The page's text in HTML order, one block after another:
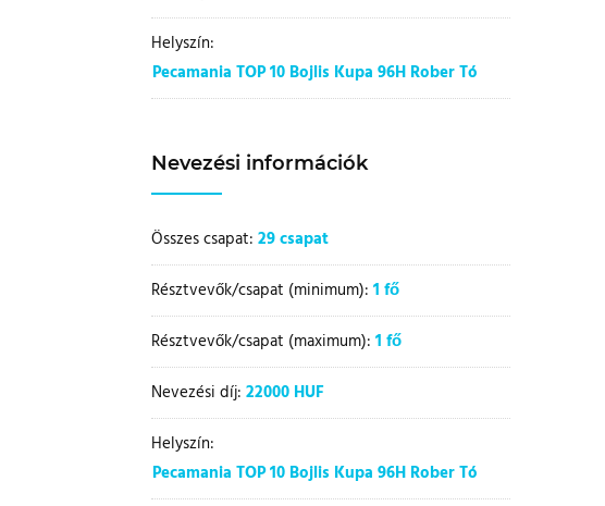
Helyszín:
Pecamania TOP 10 Bojlis Kupa 96H Rober Tó
Nevezési információk
Összes csapat: 29 csapat
Résztvevők/csapat (minimum): 1 fő
Résztvevők/csapat (maximum): 1 fő
Nevezési díj: 22000 HUF
Helyszín:
Pecamania TOP 10 Bojlis Kupa 96H Rober Tó